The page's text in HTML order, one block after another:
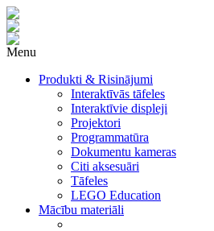
Menu
Produkti & Risinājumi
Interaktīvās tāfeles
Interaktīvie displeji
Projektori
Programmatūra
Dokumentu kameras
Citi aksesuāri
Tāfeles
LEGO Education
Mācību materiāli